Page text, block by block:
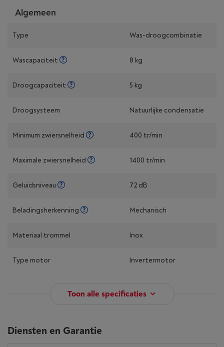
Algemeen
Type Was-droogcombinatie
Wascapaciteit 8 kg
Droogcapaciteit 5 kg
Droogsysteem Natuurlijke condensatie
Minimum zwiersnelheid 400 tr/min
Maximale zwiersnelheid 1400 tr/min
Geluidsniveau 72 dB
Beladingsherkenning Mechanisch
Materiaal trommel Inox
Type motor Invertermotor
Toon alle specificaties
Diensten en Garantie